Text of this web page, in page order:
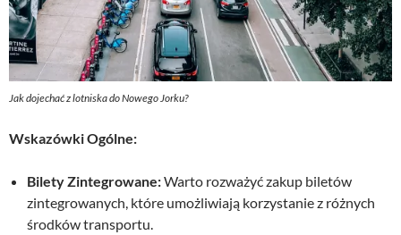
Jak dojechać z lotniska do Nowego Jorku?
Wskazówki Ogólne:
Bilety Zintegrowane:Warto rozważyć zakup biletów
zintegrowanych, które umożliwiają korzystanie z różnych
środków transportu.